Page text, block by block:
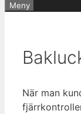
Meny
När man